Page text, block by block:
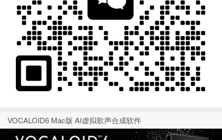
VOCALOID6 Mac版 AI虚拟歌声合成软件